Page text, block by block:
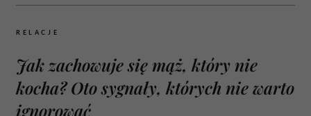
RELACJE
Jak zachowuje się mąż, który nie
kocha? Oto sygnały, których nie warto
ignorować